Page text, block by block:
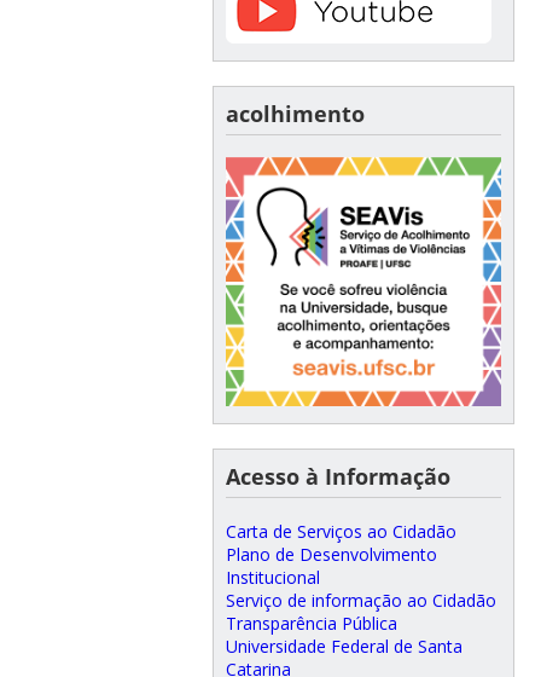
acolhimento
Acesso à Informação
Carta de Serviços ao Cidadão
Plano de Desenvolvimento
Institucional
Serviço de informação ao Cidadão
Transparência Pública
Universidade Federal de Santa
Catarina